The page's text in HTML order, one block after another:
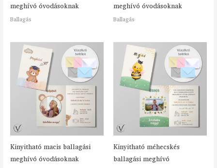
meghívó óvodásoknak
Ballagás
meghívó óvodásoknak
Ballagás
Kinyitható macis ballagási
meghívó óvodásoknak
Kinyitható méhecskés
ballagási meghívó